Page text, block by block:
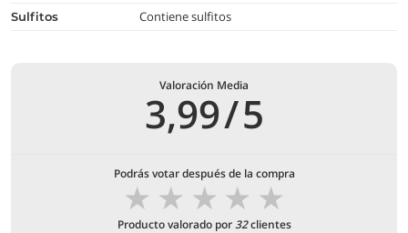
Sulfitos Contiene sulfitos
Valoración Media
3,99/5
Podrás votar después de la compra
★
★
★
★
★
Producto valorado por32clientes